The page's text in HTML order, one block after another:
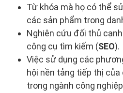
Từ khóa mà họ có thể
các sản phẩm trong
Nghiên cứu đối thủ
công cụ tìm kiếm (SEO).
Việc sử dụng các
hội nền tảng tiếp thị
trong ngành công